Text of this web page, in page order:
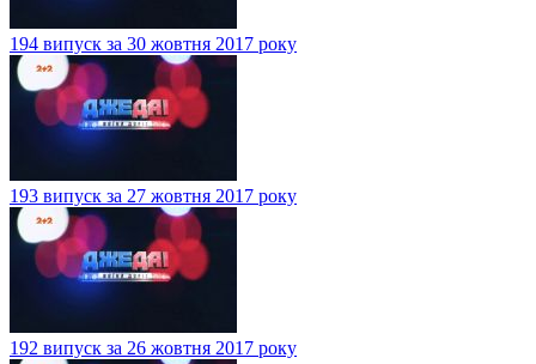
194 випуск за 30 жовтня 2017 року
193 випуск за 27 жовтня 2017 року
192 випуск за 26 жовтня 2017 року